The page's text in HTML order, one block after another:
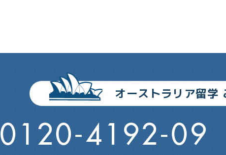
オーストラリア留学
0120-4192-09